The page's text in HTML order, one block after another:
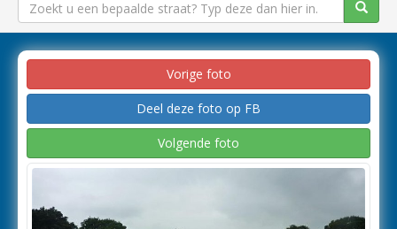
Vorige foto
Deel deze foto op FB
Volgende foto